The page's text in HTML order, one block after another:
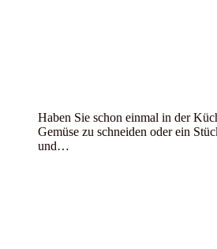
Haben Sie schon einmal in der
Gemüse zu schneiden oder ein
und…